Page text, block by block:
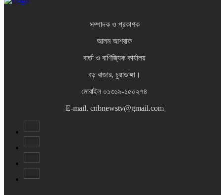
সম্পাদক ও প্রকাশক
আলম আশরাফ
বার্তা ও বাণিজ্যিক কার্যালয়
বড় বাজার, চুয়াডাঙ্গা।
মোবাইল ০১৩১৯-১৫০২৭৪
E-mail. cnbnewstv@gmail.com